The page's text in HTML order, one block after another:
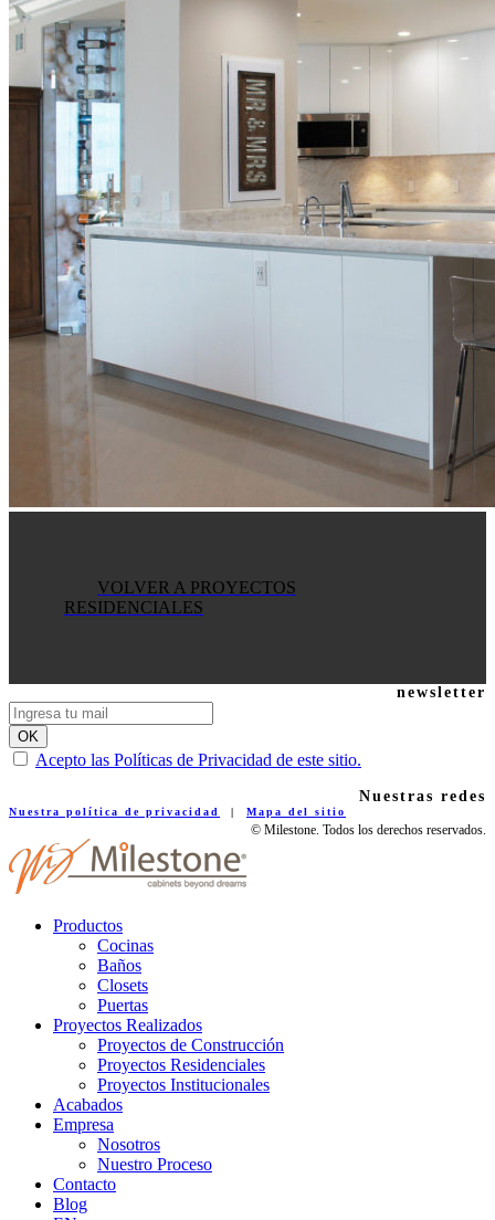
VOLVER A PROYECTOS
RESIDENCIALES
newsletter
Acepto las Políticas de Privacidad de este sitio.
Nuestras redes
Nuestra política de privacidad | Mapa del sitio
© Milestone. Todos los derechos reservados.
Productos
Cocinas
Baños
Closets
Puertas
Proyectos Realizados
Proyectos de Construcción
Proyectos Residenciales
Proyectos Institucionales
Acabados
Empresa
Nosotros
Nuestro Proceso
Contacto
Blog